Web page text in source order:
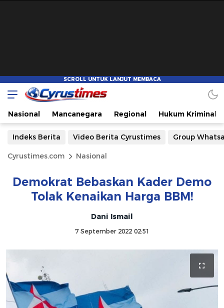
Nasional Mancanegara Regional Hukum Kriminal
Indeks Berita Video Berita Cyrustimes Group
Cyrustimes.com Nasional
Demokrat Bebaskan Kader Demo
Tolak Kenaikan Harga BBM!
Dani Ismail
7 September 2022 02:51